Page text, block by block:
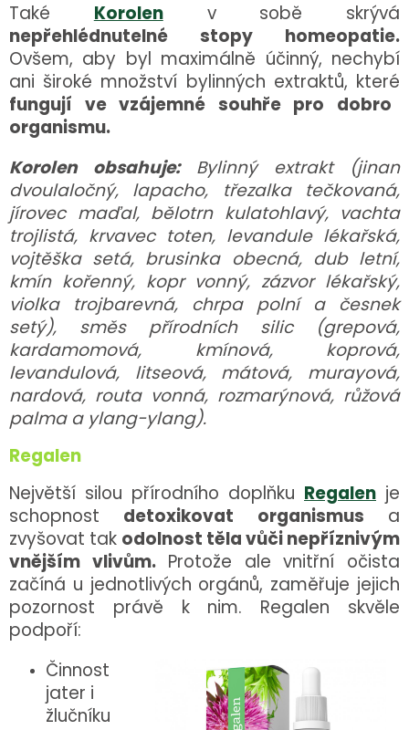
Také Korolenv sobě skrývá
nepřehlédnutelné stopy homeopatie.
Ovšem, aby byl maximálně účinný, nechybí
ani široké množství bylinných extraktů, které
fungují ve vzájemné souhře pro dobro
organismu.
Korolen obsahuje:Bylinný extrakt (jinan
dvoulaločný, lapacho, třezalka tečkovaná,
jírovec maďal, bělotrn kulatohlavý, vachta
trojlistá, krvavec toten, levandule lékařská,
vojtěška setá, brusinka obecná, dub letní,
kmín kořenný, kopr vonný, zázvor lékařský,
violka trojbarevná, chrpa polní a česnek
setý), směs přírodních silic (grepová,
kardamomová, kmínová, koprová,
levandulová, litseová, mátová, murayová,
nardová, routa vonná, rozmarýnová, růžová
palma a ylang-ylang).
Regalen
Největší silou přírodního doplňku Regalen je
schopnost detoxikovat organismus a
zvyšovat tak odolnost těla vůči nepříznivým
vnějším vlivům.Protože ale vnitřní očista
začíná u jednotlivých orgánů, zaměřuje jejich
pozornost právě k nim. Regalen skvěle
podpoří:
Činnost
jater i
žlučníku